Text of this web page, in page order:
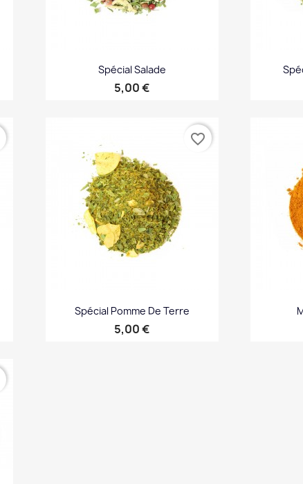
Spécial Salade
Prix
5,00 €
Spécial Pomme De Terre
Prix
5,00 €
favorite_border